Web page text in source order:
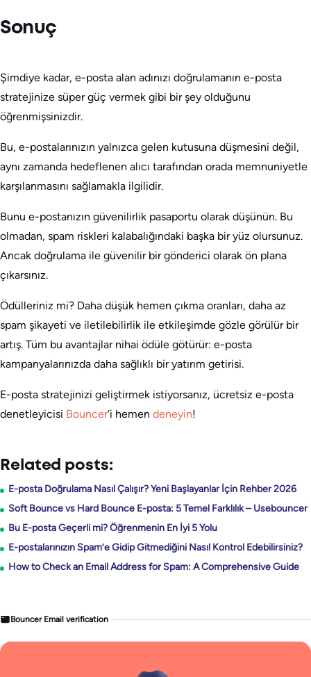
Sonuç
Şimdiye kadar, e-posta alan adınızı doğrulamanın e-posta
stratejinize süper güç vermek gibi bir şey olduğunu
öğrenmişsinizdir.
Bu, e-postalarınızın yalnızca gelen kutusuna düşmesini değil,
aynı zamanda hedeflenen alıcı tarafından orada memnuniyetle
karşılanmasını sağlamakla ilgilidir.
Bunu e-postanızın güvenilirlik pasaportu olarak düşünün. Bu
olmadan, spam riskleri kalabalığındaki başka bir yüz olursunuz.
Ancak doğrulama ile güvenilir bir gönderici olarak ön plana
çıkarsınız.
Ödülleriniz mi? Daha düşük hemen çıkma oranları, daha az
spam şikayeti ve iletilebilirlik ile etkileşimde gözle görülür bir
artış. Tüm bu avantajlar nihai ödüle götürür: e-posta
kampanyalarınızda daha sağlıklı bir yatırım getirisi.
E-posta stratejinizi geliştirmek istiyorsanız, ücretsiz e-posta
denetleyicisi Bouncer‘i hemen deneyin!
Related posts:
E-posta Doğrulama Nasıl Çalışır? Yeni Başlayanlar İçin Rehber 2026
Soft Bounce vs Hard Bounce E-posta: 5 Temel Farklılık – Usebouncer
Bu E-posta Geçerli mi? Öğrenmenin En İyi 5 Yolu
E-postalarınızın Spam’e Gidip Gitmediğini Nasıl Kontrol Edebilirsiniz?
How to Check an Email Address for Spam: A Comprehensive Guide
Bouncer Email verification